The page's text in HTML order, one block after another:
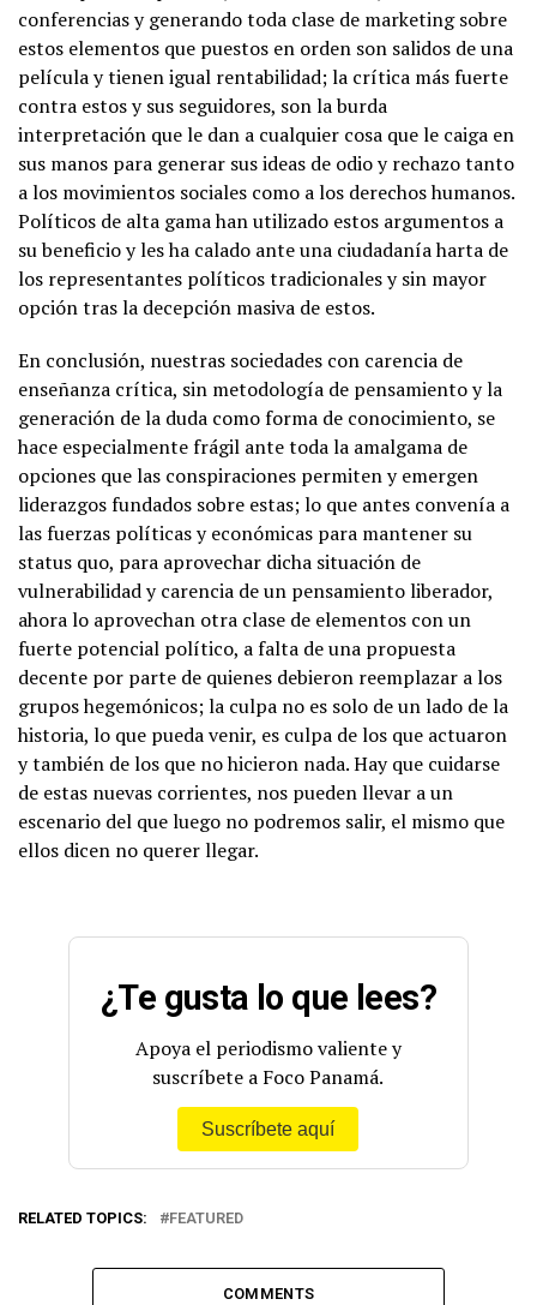
conferencias y generando toda clase de marketing sobre
estos elementos que puestos en orden son salidos de una
película y tienen igual rentabilidad; la crítica más fuerte
contra estos y sus seguidores, son la burda
interpretación que le dan a cualquier cosa que le caiga en
sus manos para generar sus ideas de odio y rechazo tanto
a los movimientos sociales como a los derechos humanos.
Políticos de alta gama han utilizado estos argumentos a
su beneficio y les ha calado ante una ciudadanía harta de
los representantes políticos tradicionales y sin mayor
opción tras la decepción masiva de estos.
En conclusión, nuestras sociedades con carencia de
enseñanza crítica, sin metodología de pensamiento y la
generación de la duda como forma de conocimiento, se
hace especialmente frágil ante toda la amalgama de
opciones que las conspiraciones permiten y emergen
liderazgos fundados sobre estas; lo que antes convenía a
las fuerzas políticas y económicas para mantener su
status quo, para aprovechar dicha situación de
vulnerabilidad y carencia de un pensamiento liberador,
ahora lo aprovechan otra clase de elementos con un
fuerte potencial político, a falta de una propuesta
decente por parte de quienes debieron reemplazar a los
grupos hegemónicos; la culpa no es solo de un lado de la
historia, lo que pueda venir, es culpa de los que actuaron
y también de los que no hicieron nada. Hay que cuidarse
de estas nuevas corrientes, nos pueden llevar a un
escenario del que luego no podremos salir, el mismo que
ellos dicen no querer llegar.
¿Te gusta lo que lees?
Apoya el periodismo valiente y
suscríbete a Foco Panamá.
Suscríbete aquí
RELATED TOPICS: FEATURED
COMMENTS